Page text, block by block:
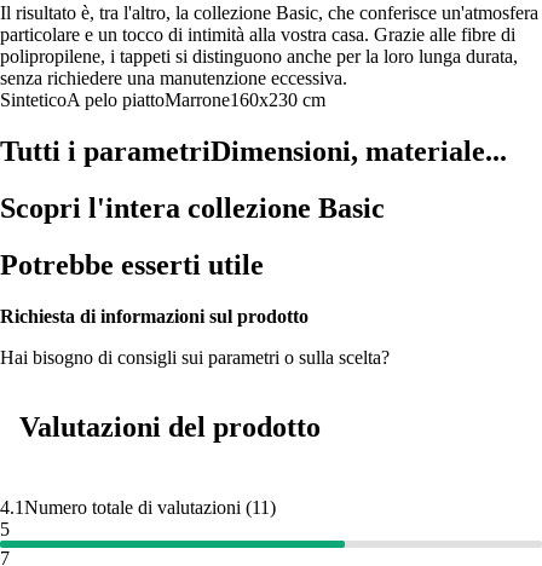
Il risultato è, tra l'altro, la collezione Basic, che conferisce un'atmosfera
particolare e un tocco di intimità alla vostra casa. Grazie alle fibre di
polipropilene, i tappeti si distinguono anche per la loro lunga durata,
senza richiedere una manutenzione eccessiva.
SinteticoA pelo piattoMarrone160x230 cm
Tutti i parametriDimensioni, materiale...
Scopri l'intera collezione Basic
Potrebbe esserti utile
Richiesta di informazioni sul prodotto
Hai bisogno di consigli sui parametri o sulla scelta?
Valutazioni del prodotto
4.1Numero totale di valutazioni (11)
5
7